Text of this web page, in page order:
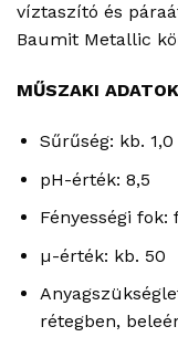
víztaszító és
Baumit Metallic
MŰSZAKI
Sűrűség: kb.
pH-érték: 8,5
Fényességi
µ-érték: kb. 50
rétegben,